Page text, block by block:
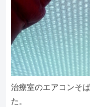
治療室のエアコンそ
た。